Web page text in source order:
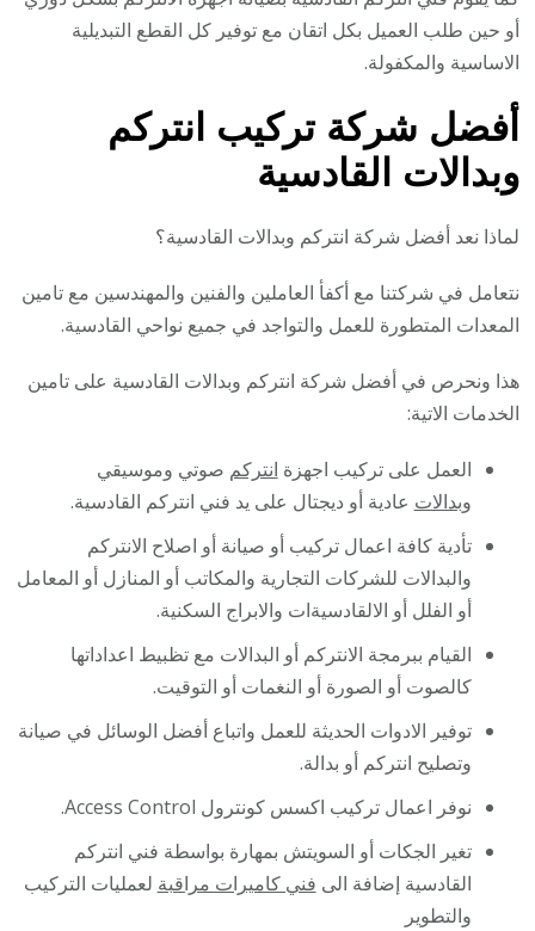
أو حين طلب العميل بكل اتقان مع توفير كل القطع التبديلية
الاساسية والمكفولة.
أفضل شركة تركيب انتركم
وبدالات القادسية
لماذا نعد أفضل شركة انتركم وبدالات القادسية؟
نتعامل في شركتنا مع أكفأ العاملين والفنين والمهندسين مع تامين
المعدات المتطورة للعمل والتواجد في جميع نواحي القادسية.
هذا ونحرص في أفضل شركة انتركم وبدالات القادسية على تامين
الخدمات الاتية:
العمل على تركيب اجهزة انتركم صوتي وموسيقي
وبدالات عادية أو ديجتال على يد فني انتركم القادسية.
تأدية كافة اعمال تركيب أو صيانة أو اصلاح الانتركم
والبدالات للشركات التجارية والمكاتب أو المنازل أو المعامل
أو الفلل أو الالقادسيةات والابراج السكنية.
القيام ببرمجة الانتركم أو البدالات مع تظبيط اعداداتها
كالصوت أو الصورة أو النغمات أو التوقيت.
توفير الادوات الحديثة للعمل واتباع أفضل الوسائل في صيانة
وتصليح انتركم أو بدالة.
نوفر اعمال تركيب اكسس كونترول Access Control.
تغير الجكات أو السويتش بمهارة بواسطة فني انتركم
القادسية إضافة الى فني كاميرات مراقبة لعمليات التركيب
والتطوير